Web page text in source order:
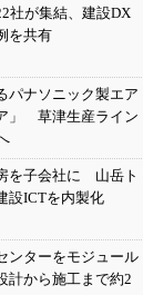
社が集結、建設DX
を共有
パナソニック製エア
」 草津生産ライン
を子会社に 山岳ト
設ICTを内製化
ンターをモジュール
から施工まで約2